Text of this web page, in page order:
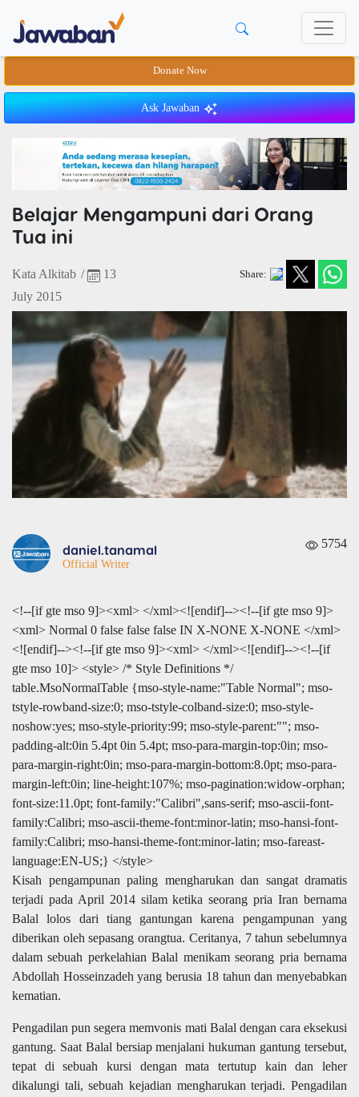
Donate Now
Ask Jawaban
Belajar Mengampuni dari Orang
Tua ini
Kata Alkitab /
13
July 2015
Share:
daniel.tanamal
Official Writer
5754
<!--[if gte mso 9]><xml> </xml><![endif]--><!--[if gte mso 9]>
<xml> Normal 0 false false false IN X-NONE X-NONE </xml>
<![endif]--><!--[if gte mso 9]><xml> </xml><![endif]--><!--[if
gte mso 10]> <style> /* Style Definitions */
table.MsoNormalTable {mso-style-name:"Table Normal"; mso-
tstyle-rowband-size:0; mso-tstyle-colband-size:0; mso-style-
noshow:yes; mso-style-priority:99; mso-style-parent:""; mso-
padding-alt:0in 5.4pt 0in 5.4pt; mso-para-margin-top:0in; mso-
para-margin-right:0in; mso-para-margin-bottom:8.0pt; mso-para-
margin-left:0in; line-height:107%; mso-pagination:widow-orphan;
font-size:11.0pt; font-family:"Calibri",sans-serif; mso-ascii-font-
family:Calibri; mso-ascii-theme-font:minor-latin; mso-hansi-font-
family:Calibri; mso-hansi-theme-font:minor-latin; mso-fareast-
language:EN-US;} </style>
Kisah pengampunan paling mengharukan dan sangat dramatis
terjadi pada April 2014 silam ketika seorang pria Iran bernama
Balal lolos dari tiang gantungan karena pengampunan yang
diberikan oleh sepasang orangtua. Ceritanya, 7 tahun sebelumnya
dalam sebuah perkelahian Balal menikam seorang pria bernama
Abdollah Hosseinzadeh yang berusia 18 tahun dan menyebabkan
kematian.
Pengadilan pun segera memvonis mati Balal dengan cara eksekusi
gantung. Saat Balal bersiap menjalani hukuman gantung tersebut,
tepat di sebuah kursi dengan mata tertutup kain dan leher
dikalungi tali, sebuah kejadian mengharukan terjadi. Pengadilan